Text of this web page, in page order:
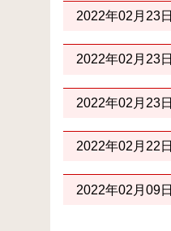
2022年02月23日
2022年02月23日
2022年02月23日
2022年02月22日
2022年02月09日